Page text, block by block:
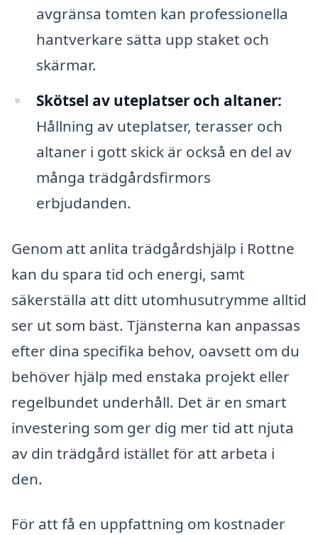
avgränsa tomten kan professionella
hantverkare sätta upp staket och
skärmar.
Skötsel av uteplatser och altaner:
Hållning av uteplatser, terasser och
altaner i gott skick är också en del av
många trädgårdsfirmors
erbjudanden.
Genom att anlita trädgårdshjälp i Rottne
kan du spara tid och energi, samt
säkerställa att ditt utomhusutrymme alltid
ser ut som bäst. Tjänsterna kan anpassas
efter dina specifika behov, oavsett om du
behöver hjälp med enstaka projekt eller
regelbundet underhåll. Det är en smart
investering som ger dig mer tid att njuta
av din trädgård istället för att arbeta i
den.
För att få en uppfattning om kostnader